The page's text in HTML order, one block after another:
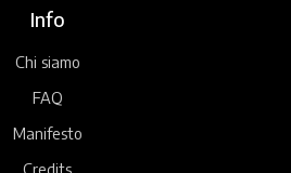
Info
Chi siamo
FAQ
Manifesto
Credits